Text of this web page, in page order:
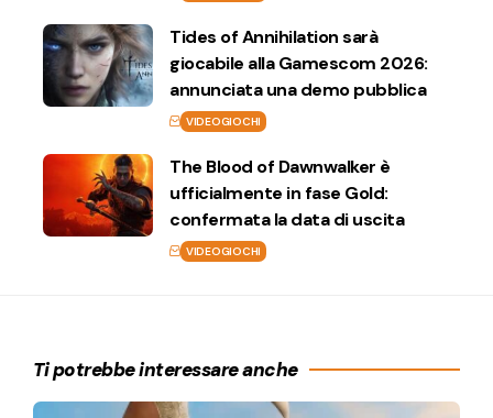
Tides of Annihilation sarà
giocabile alla Gamescom 2026:
annunciata una demo pubblica
VIDEOGIOCHI
The Blood of Dawnwalker è
ufficialmente in fase Gold:
confermata la data di uscita
VIDEOGIOCHI
Ti potrebbe interessare anche